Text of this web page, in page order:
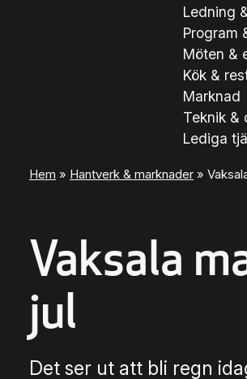
Ledning
Program
Möten &
Kök &
Marknad
Teknik &
Lediga
Hem » Hantverk & marknader »
Vaksala
jul
Det ser ut att bli regn